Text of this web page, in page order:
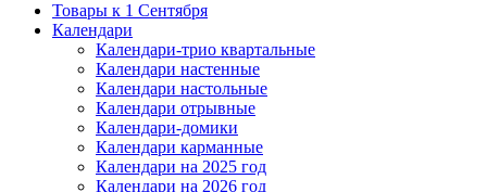
Товары к 1 Сентября
Календари
Календари-трио квартальные
Календари настенные
Календари настольные
Календари отрывные
Календари-домики
Календари карманные
Календари на 2025 год
Календари на 2026 год